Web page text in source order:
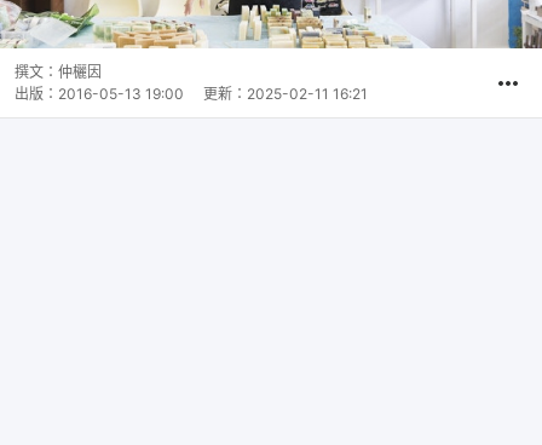
撰文： 仲欐因
出版： 2016-05-13 19:00 更新： 2025-02-11 16:21